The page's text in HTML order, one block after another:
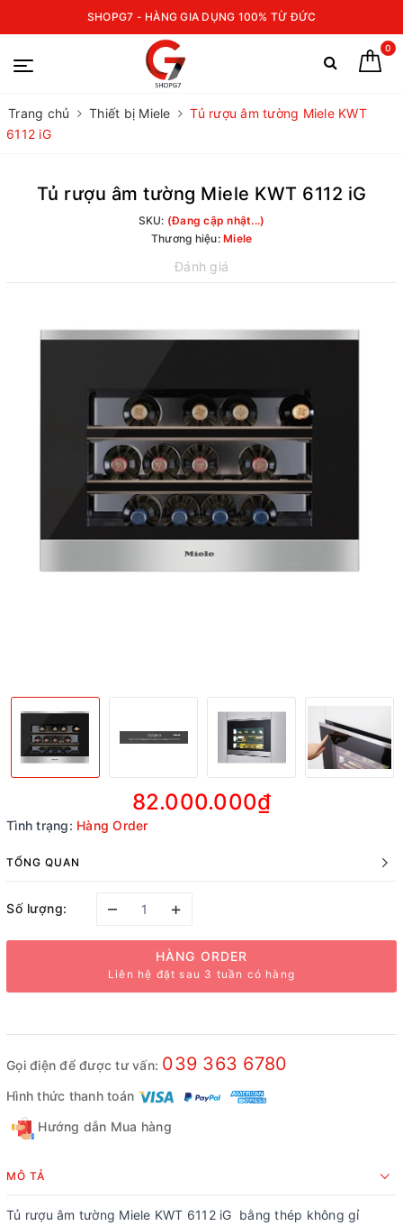
SHOPG7 - HÀNG GIA DỤNG 100% TỪ ĐỨC
0
Trang chủ Thiết bị Miele
Tủ rượu âm tường Miele KWT
6112 iG
Tủ rượu âm tường Miele KWT 6112 iG
SKU: (Đang cập nhật...)
Thương hiệu: Miele
Đánh giá
82.000.000₫
Tình trạng: Hàng Order
TỔNG QUAN
Số lượng: – +
HÀNG ORDER
Liên hệ đặt sau 3 tuần có hàng
Gọi điện để được tư vấn: 039 363 6780
Hình thức thanh toán
Hướng dẫn Mua hàng
MÔ TẢ
Tủ rượu âm tường Miele KWT 6112 iG bằng thép không gỉ